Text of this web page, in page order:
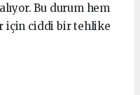
Bu durum hem
için ciddi bir tehlike